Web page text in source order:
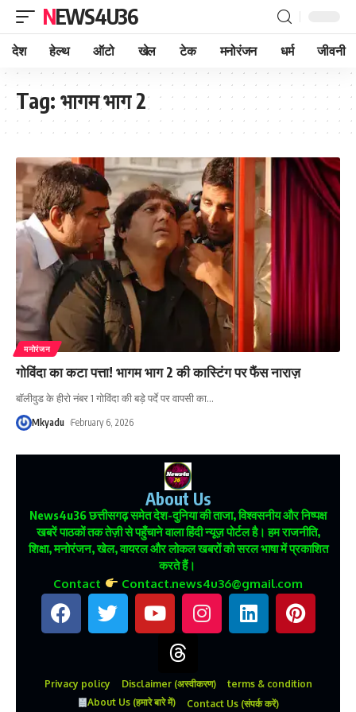
NEWS4U36
देश हेल्थ ऑटो खेल टेक मनोरंजन धर्म जीवनी
Tag: भागम भाग 2
मनोरंजन
गोविंदा का कटा पत्ता! भागम भाग 2 की कास्टिंग पर फैंस नाराज़
बॉलीवुड के हीरो नंबर 1 गोविंदा की बड़े पर्दे पर वापसी का…
Mkyadu February 6, 2026
About Us
News4u36छत्तीसगढ़ समेत देश-दुनिया की ताजा, विश्वसनीय और निष्पक्ष
खबरें पाठकों तक तेज़ी से पहुँचाने वाला हिंदी न्यूज़ पोर्टल है। हम राजनीति,
शिक्षा, मनोरंजन, खेल, वायरल और लोकल खबरों को सरल भाषा में प्रकाशित
करते हैं।
Contact Contact.news4u36@gmail.com
Privacy policy Disclaimer (अस्वीकरण)
terms & condition
About Us (हमारे बारे में)
Contact Us (संपर्क करें)